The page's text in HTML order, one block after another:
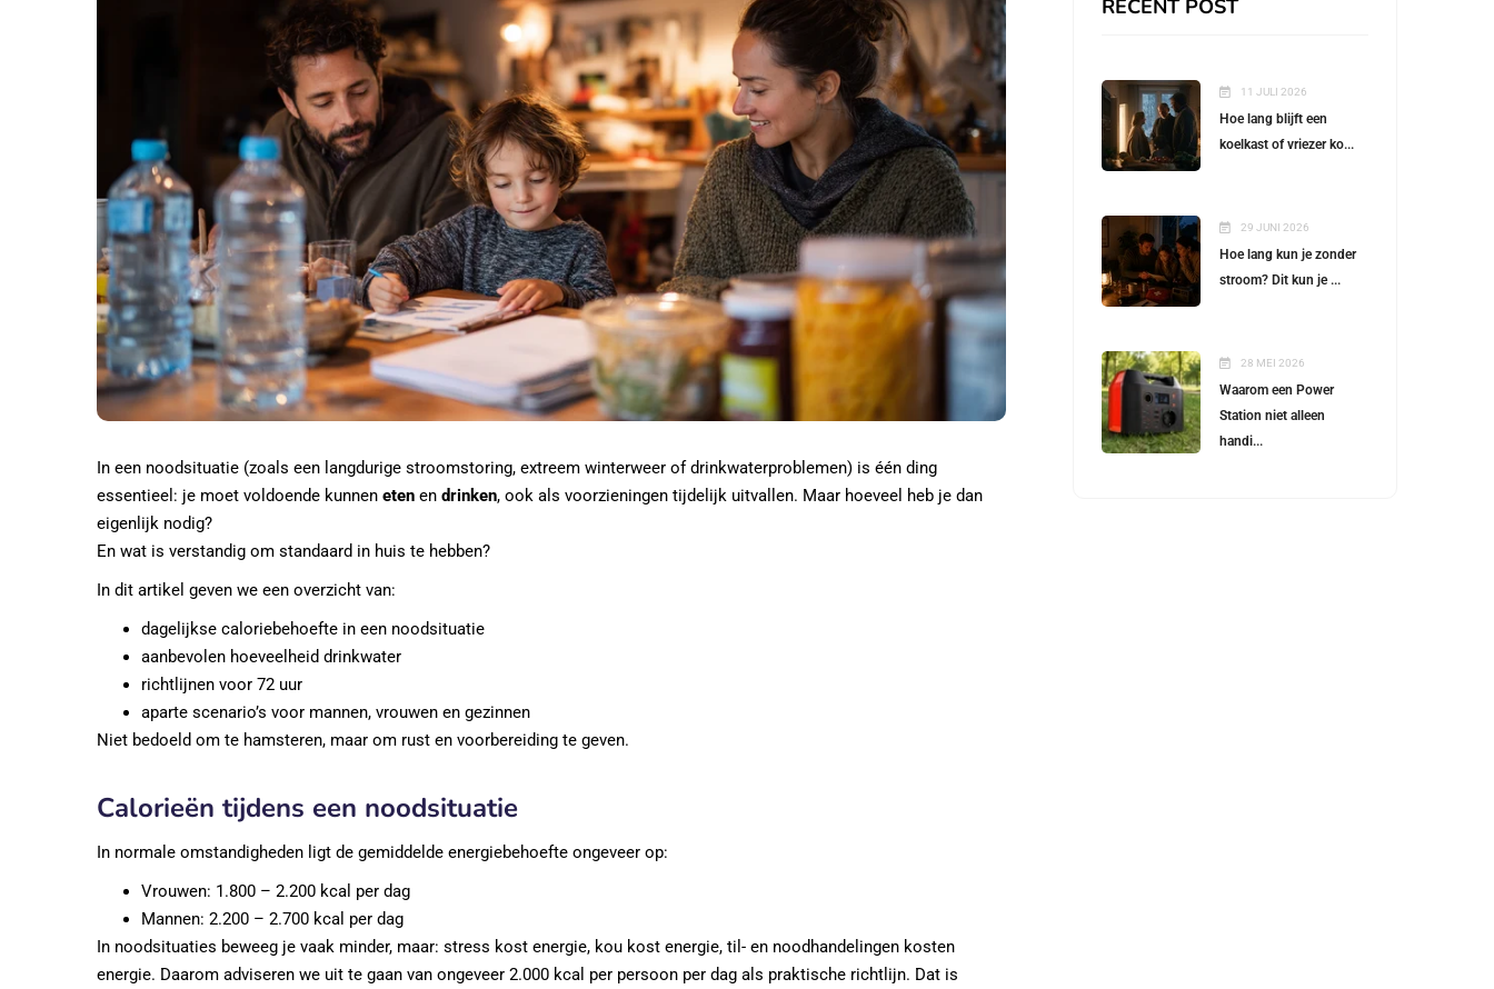
RECENT POST
11 JULI 2026
Hoe lang blijft een
koelkast of vriezer ko...
29 JUNI 2026
Hoe lang kun je zonder
stroom? Dit kun je ...
28 MEI 2026
Waarom een Power
Station niet alleen
handi...
In een noodsituatie (zoals een langdurige stroomstoring, extreem winterweer of drinkwaterproblemen) is één ding
essentieel: je moet voldoende kunnen eten en drinken, ook als voorzieningen tijdelijk uitvallen. Maar hoeveel heb je dan
eigenlijk nodig?
En wat is verstandig om standaard in huis te hebben?
In dit artikel geven we een overzicht van:
dagelijkse caloriebehoefte in een noodsituatie
aanbevolen hoeveelheid drinkwater
richtlijnen voor 72 uur
aparte scenario’s voor mannen, vrouwen en gezinnen
Niet bedoeld om te hamsteren, maar om rust en voorbereiding te geven.
Calorieën tijdens een noodsituatie
In normale omstandigheden ligt de gemiddelde energiebehoefte ongeveer op:
Vrouwen: 1.800 – 2.200 kcal per dag
Mannen: 2.200 – 2.700 kcal per dag
In noodsituaties beweeg je vaak minder, maar: stress kost energie, kou kost energie, til- en noodhandelingen kosten
energie. Daarom adviseren we uit te gaan van ongeveer 2.000 kcal per persoon per dag als praktische richtlijn. Dat is